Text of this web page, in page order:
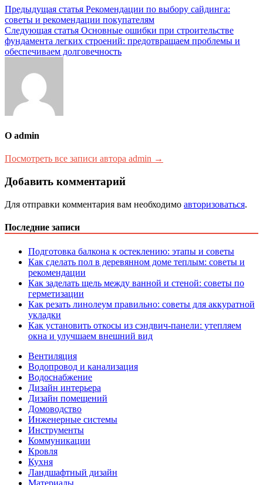
Навигация
по
записям
Предыдущая статья Рекомендации по выбору сайдинга:
советы и рекомендации покупателям
Следующая статья Основные ошибки при строительстве
фундамента легких строений: предотвращаем проблемы и
обеспечиваем долговечность
О admin
Посмотреть все записи автора admin →
Добавить комментарий
Для отправки комментария вам необходимо авторизоваться.
Последние записи
Подготовка балкона к остеклению: этапы и советы
Как сделать пол в деревянном доме теплым: советы и
рекомендации
Как заделать щель между ванной и стеной: советы по
герметизации
Как резать линолеум правильно: советы для аккуратной
укладки
Как установить откосы из сэндвич-панели: утепляем
окна и улучшаем внешний вид
Вентиляция
Водопровод и канализация
Водоснабжение
Дизайн интерьера
Дизайн помещений
Домоводство
Инженерные системы
Инструменты
Коммуникации
Кровля
Кухня
Ландшафтный дизайн